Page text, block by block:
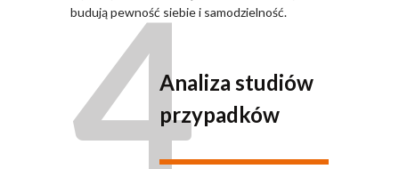
budują pewność siebie i samodzielność.
Analiza studiów
przypadków